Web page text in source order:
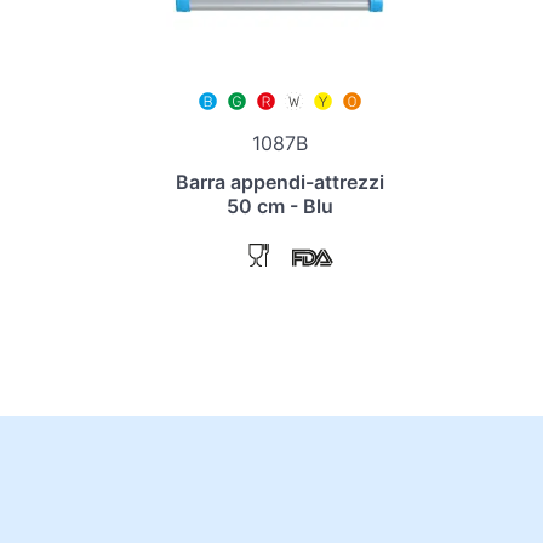
1087B
Barra appendi-attrezzi
50 cm - Blu